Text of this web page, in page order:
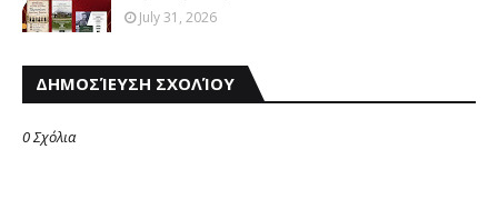
July 31, 2026
ΔΗΜΟΣΊΕΥΣΗ ΣΧΟΛΊΟΥ
0 Σχόλια